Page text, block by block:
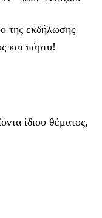
της εκδήλωσης
και πάρτυ!
ίδιου θέματος,